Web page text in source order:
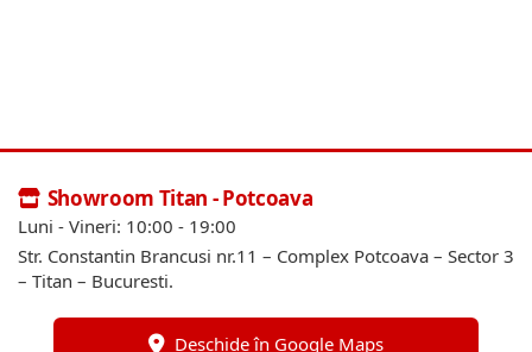
Showroom Titan - Potcoava
Luni - Vineri: 10:00 - 19:00
Str. Constantin Brancusi nr.11 – Complex Potcoava – Sector 3
– Titan – Bucuresti.
Deschide în Google Maps